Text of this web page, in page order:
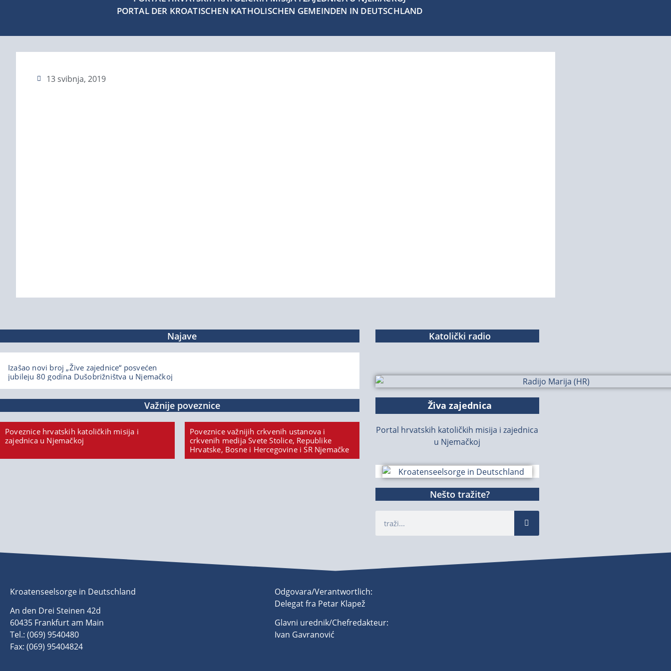
PORTAL DER KROATISCHEN KATHOLISCHEN GEMEINDEN IN DEUTSCHLAND
13 svibnja, 2019
Najave
Izašao novi broj „Žive zajednice“ posvećen
jubileju 80 godina Dušobrižništva u Njemačkoj
Važnije poveznice
Poveznice hrvatskih katoličkih misija i
zajednica u Njemačkoj
Poveznice važnijih crkvenih ustanova i
crkvenih medija Svete Stolice, Republike
Hrvatske, Bosne i Hercegovine i SR Njemačke
Katolički radio
Živa zajednica
Portal hrvatskih katoličkih misija i zajednica
u Njemačkoj
Nešto tražite?
Kroatenseelsorge in Deutschland
An den Drei Steinen 42d
60435 Frankfurt am Main
Tel.: (069) 9540480
Fax: (069) 95404824
Odgovara/Verantwortlich:
Delegat fra Petar Klapež
Glavni urednik/Chefredakteur:
Ivan Gavranović